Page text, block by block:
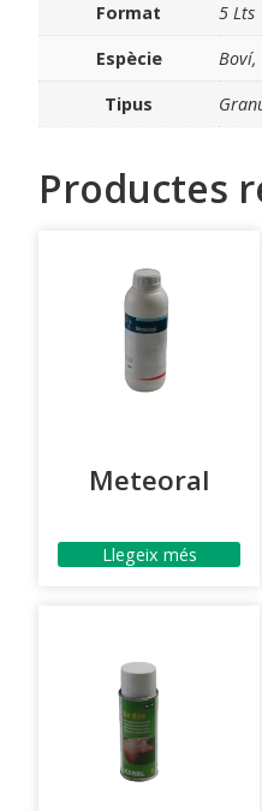
Format
5 Lts
Espècie
Boví,
Tipus
Productes
Meteoral
Llegeix més